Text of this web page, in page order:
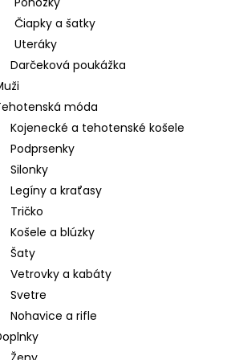
Čiapky a šatky
Uteráky
Darčeková poukážka
móda
Kojenecké a tehotenské košele
Podprsenky
Silonky
Legíny a kraťasy
Tričko
Košele a blúzky
Šaty
Vetrovky a kabáty
Svetre
Nohavice a rifle